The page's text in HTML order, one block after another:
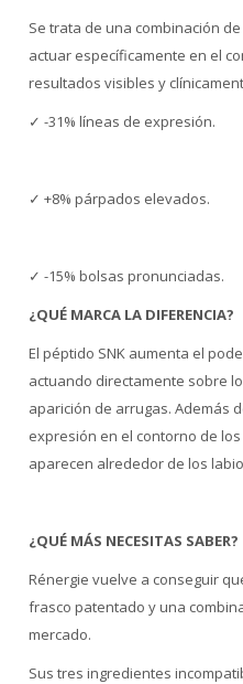
Se trata de una combinación
actuar específicamente en el
resultados visibles y
✓ -31% líneas de expresión.
✓ +8% párpados elevados.
✓ -15% bolsas pronunciadas.
¿QUÉ MARCA LA DIFERENCIA?
El péptido SNK aumenta el
actuando directamente sobre
aparición de arrugas. Además
expresión en el contorno de
aparecen alrededor de los
¿QUÉ MÁS NECESITAS SABER?
Rénergie vuelve a conseguir
frasco patentado y una
mercado.
Sus tres ingredientes